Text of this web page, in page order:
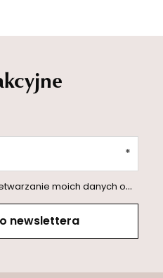
na potrzeby wysyłki newslettera z informacją handlową (marketing). Więcej w
newslettera